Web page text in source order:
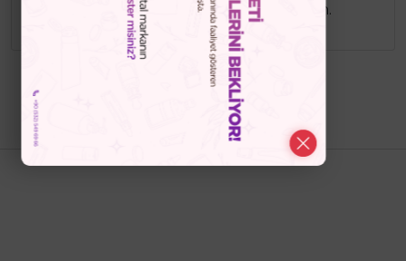
mutlaka güneş koruyucu kullanın.